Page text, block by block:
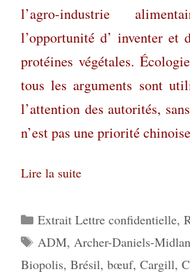
l’agro-industrie
l’opportunité d’ inventer et
protéines végétales.
tous les arguments sont
l’attention des autorités,
n’est pas une priorité
Lire la suite
Catégories
Extrait Lettre confidentielle,
Étiquettes
ADM, Archer-Daniels-
Biopolis, Brésil, bœuf, Cargill,